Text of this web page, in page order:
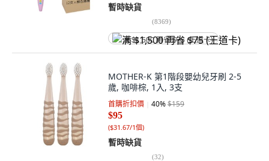
暫時缺貨
(8369)
满 $1,500 再省 $75 (王道卡)
MOTHER-K 第1階段嬰幼兒牙刷 2-5
歲, 咖啡棕, 1入, 3支
首購折扣價 40%$159
$95
($31.67/1個)
暫時缺貨
(32)